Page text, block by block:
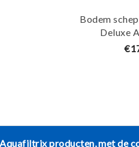
Bodem
Deluxe
producten, met de